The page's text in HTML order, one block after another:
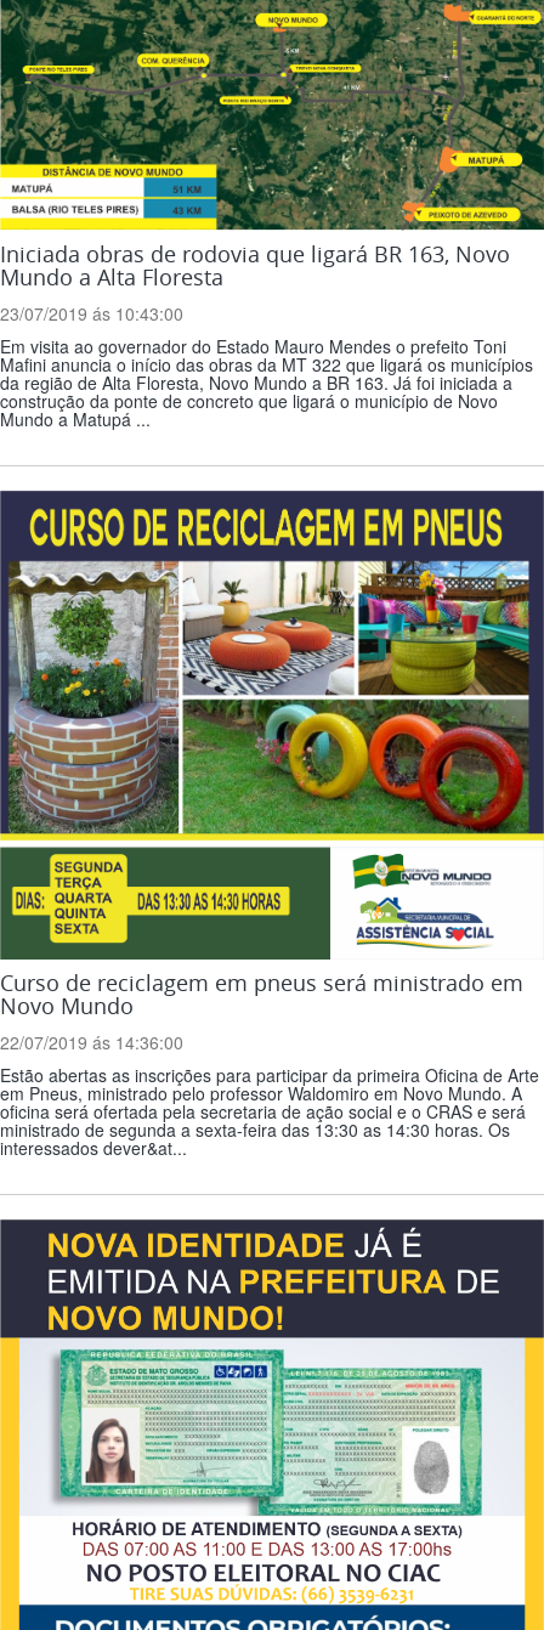
Iniciada obras de rodovia que ligará BR 163, Novo
Mundo a Alta Floresta
23/07/2019 ás 10:43:00
Em visita ao governador do Estado Mauro Mendes o prefeito Toni
Mafini anuncia o início das obras da MT 322 que ligará os municípios
da região de Alta Floresta, Novo Mundo a BR 163. Já foi iniciada a
construção da ponte de concreto que ligará o município de Novo
Mundo a Matupá ...
Curso de reciclagem em pneus será ministrado em
Novo Mundo
22/07/2019 ás 14:36:00
Estão abertas as inscrições para participar da primeira Oficina de Arte
em Pneus, ministrado pelo professor Waldomiro em Novo Mundo. A
oficina será ofertada pela secretaria de ação social e o CRAS e será
ministrado de segunda a sexta-feira das 13:30 as 14:30 horas. Os
interessados dever&at...